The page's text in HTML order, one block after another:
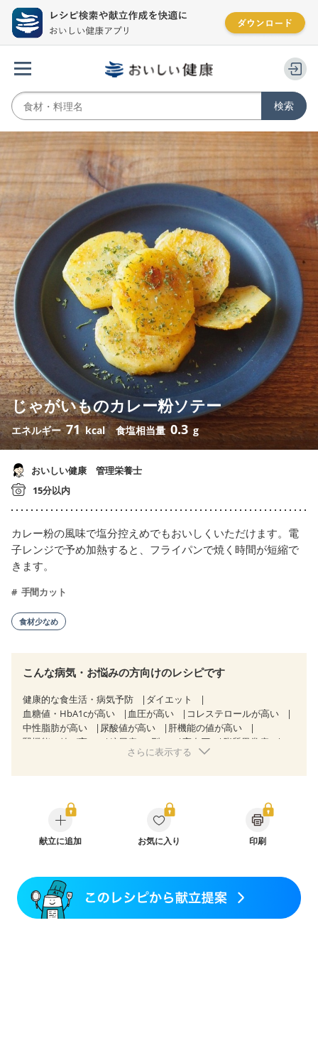
じゃがいものカレー粉ソテー
エネルギー71 kcal 食塩相当量0.3 g
おいしい健康 管理栄養士
15分以内
カレー粉の風味で塩分控えめでもおいしくいただけます。電
子レンジで予め加熱すると、フライパンで焼く時間が短縮で
きます。
手間カット
食材少なめ
こんな病気・お悩みの方向けのレシピです
健康的な食生活・病気予防
ダイエット
血糖値・HbA1cが高い
血圧が高い
コレステロールが高い
中性脂肪が高い
尿酸値が高い
肝機能の値が高い
腎機能の値が高い
糖尿病（2型） 高血圧
脂質異常症
狭心症 心筋梗塞
糖尿病性腎症（第１期）
糖尿病性腎症（第２期）
糖尿病性腎症（第３期）
CKD（ステージ１）
CKD（ステージ２）
CKD（ステージ３a）
乳がん治療を終えた方・経過観察中の方など
産後（ミルク）
骨折 骨粗しょう症
関節リウマチ
乾癬
フレイル（年齢に合わせた体作り）
さらに表示する
献立に追加 お気に入り 印刷